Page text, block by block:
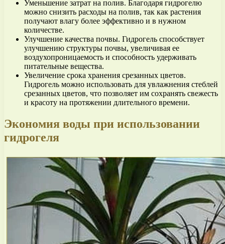
Уменьшение затрат на полив. Благодаря гидрогелю
можно снизить расходы на полив, так как растения
получают влагу более эффективно и в нужном
количестве.
Улучшение качества почвы. Гидрогель способствует
улучшению структуры почвы, увеличивая ее
воздухопроницаемость и способность удерживать
питательные вещества.
Увеличение срока хранения срезанных цветов.
Гидрогель можно использовать для увлажнения стеблей
срезанных цветов, что позволяет им сохранять свежесть
и красоту на протяжении длительного времени.
Экономия воды при использовании
гидрогеля